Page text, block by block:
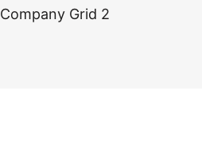
Company Grid 2